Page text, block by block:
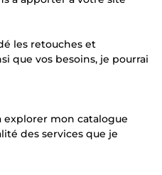
les retouches et
que vos besoins, je pourrai
mon catalogue
des services que je